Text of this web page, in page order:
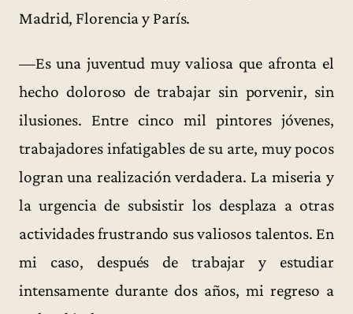
Madrid, Florencia y París.
—Es una juventud muy valiosa que afronta el
hecho doloroso de trabajar sin porvenir, sin
ilusiones. Entre cinco mil pintores jóvenes,
trabajadores infatigables de su arte, muy pocos
logran una realización verdadera. La miseria y
la urgencia de subsistir los desplaza a otras
actividades frustrando sus valiosos talentos. En
mi caso, después de trabajar y estudiar
intensamente durante dos años, mi regreso a